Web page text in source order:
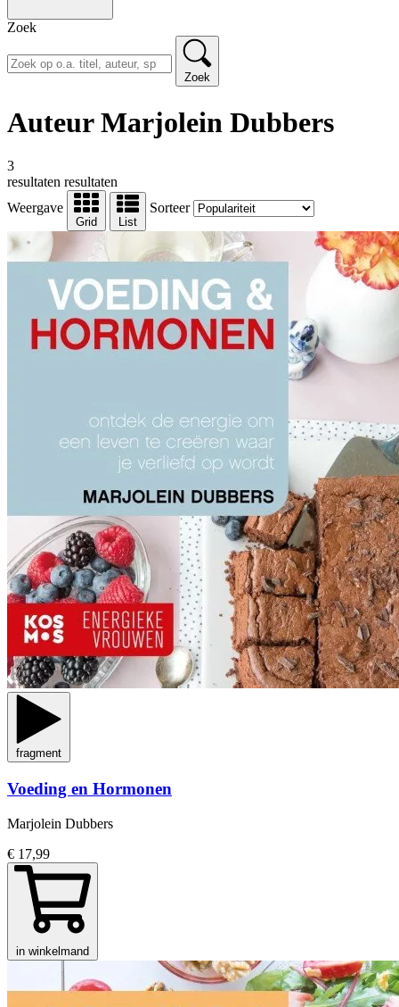
Zoek
Zoek
Auteur Marjolein Dubbers
3
resultaten resultaten
Weergave
Grid List
Sorteer
fragment
Voeding en Hormonen
Marjolein Dubbers
€ 17,99
in winkelmand